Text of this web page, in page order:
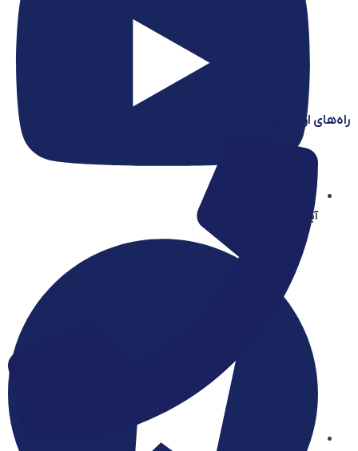
آیساسنتر در یوتیوب
راه‌های ارتباطی